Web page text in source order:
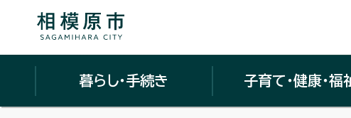
暮らし・手続き 子育て・健康・福